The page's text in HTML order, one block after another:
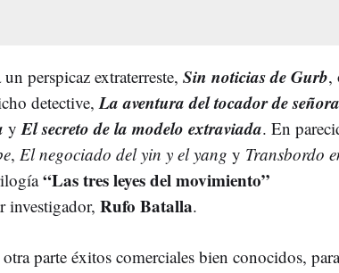
perspicaz extraterreste, Sin noticias de Gurb,
detective, La aventura del tocador de
y El secreto de la modelo extraviada. En
, El negociado del yin y el yang y Transbordo
“Las tres leyes del movimiento”
investigador, Rufo Batalla.
parte éxitos comerciales bien conocidos, para